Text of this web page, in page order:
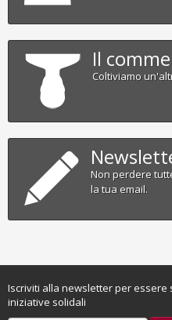
Il
Coltiviamo
Non perdere
la tua email.
Iscriviti alla newsletter per essere
iniziative solidali